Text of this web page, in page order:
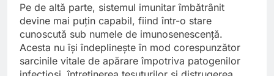
Pe de altă parte, sistemul imunitar îmbătrânit
devine mai puțin capabil, fiind într-o stare
cunoscută sub numele de imunosenescență.
Acesta nu își îndeplinește în mod corespunzător
sarcinile vitale de apărare împotriva patogenilor